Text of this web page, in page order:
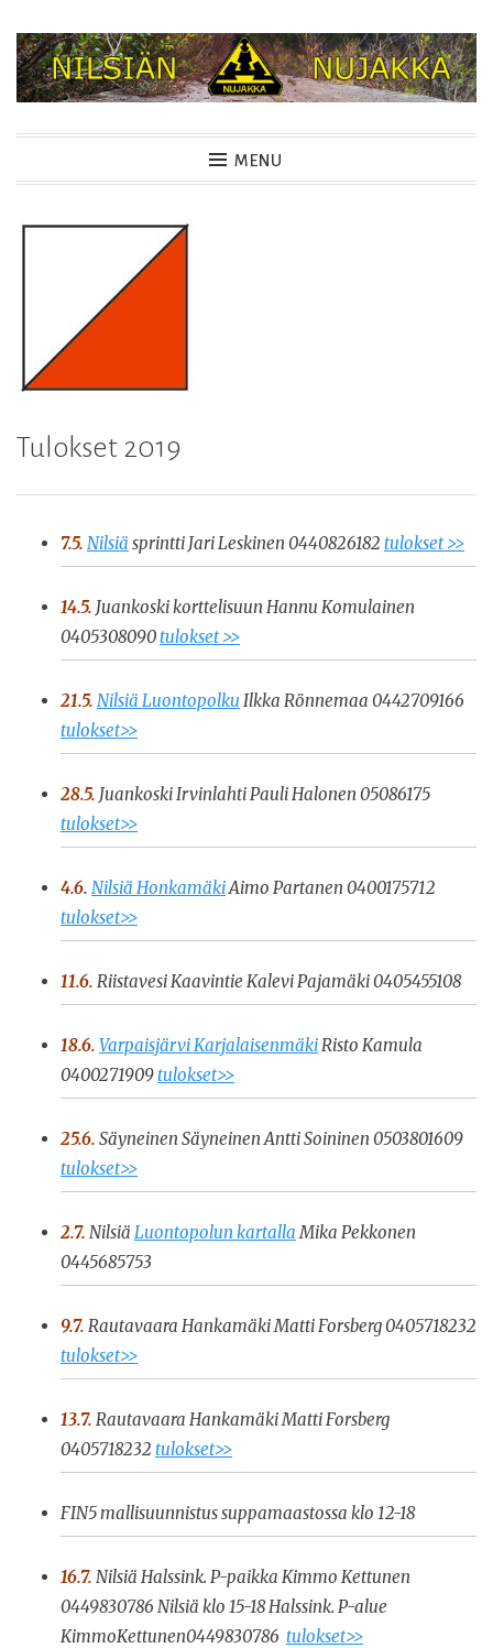
Skip
content
NILSIÄN NUJAKKA
MENU
Tulokset 2019
7.5. Nilsiä sprintti Jari Leskinen 0440826182 tulokset >>
14.5. Juankoski korttelisuun Hannu Komulainen
0405308090tulokset >>
21.5. Nilsiä Luontopolku Ilkka Rönnemaa 0442709166
tulokset>>
28.5. Juankoski Irvinlahti Pauli Halonen 05086175
tulokset>>
4.6. Nilsiä HonkamäkiAimo Partanen 0400175712
tulokset>>
11.6. Riistavesi Kaavintie Kalevi Pajamäki 0405455108
18.6. Varpaisjärvi Karjalaisenmäki Risto Kamula
0400271909tulokset>>
25.6. Säyneinen Säyneinen Antti Soininen 0503801609
tulokset>>
2.7. Nilsiä Luontopolun kartalla Mika Pekkonen
0445685753
9.7. Rautavaara Hankamäki Matti Forsberg 0405718232
tulokset>>
13.7. Rautavaara Hankamäki Matti Forsberg
0405718232 tulokset>>
FIN5 mallisuunnistus suppamaastossa klo 12-18
16.7. Nilsiä Halssink. P-paikka Kimmo Kettunen
0449830786 Nilsiä klo 15-18 Halssink. P-alue
KimmoKettunen0449830786 tulokset>>